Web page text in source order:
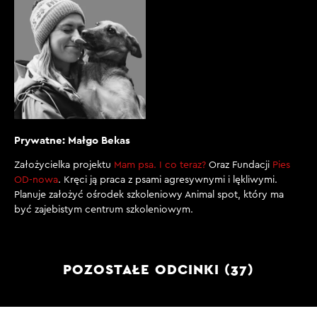
Prywatne: Małgo Bekas
Założycielka projektu Mam psa. I co teraz? Oraz Fundacji Pies
OD-nowa. Kręci ją praca z psami agresywnymi i lękliwymi.
Planuje założyć ośrodek szkoleniowy Animal spot, który ma
być zajebistym centrum szkoleniowym.
POZOSTAŁE ODCINKI (37)